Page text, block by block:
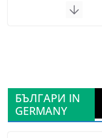
БЪЛГАРИ IN
GERMANY